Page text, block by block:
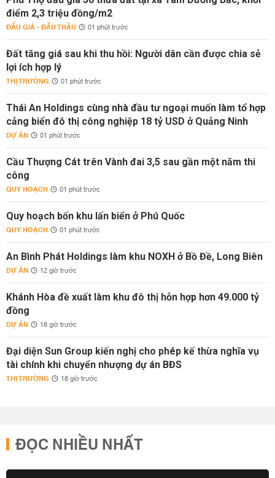
điểm 2,3 triệu đồng/m2
ĐẤU GIÁ - ĐẤU THẦU 01 phút trước
Đất tăng giá sau khi thu hồi: Người dân cần được chia sẻ
lợi ích hợp lý
THỊ TRƯỜNG 01 phút trước
Thái An Holdings cùng nhà đầu tư ngoại muốn làm tổ hợp
cảng biển đô thị công nghiệp 18 tỷ USD ở Quảng Ninh
DỰ ÁN 01 phút trước
Cầu Thượng Cát trên Vành đai 3,5 sau gần một năm thi
công
QUY HOẠCH 01 phút trước
Quy hoạch bốn khu lấn biển ở Phú Quốc
QUY HOẠCH 01 phút trước
An Bình Phát Holdings làm khu NOXH ở Bồ Đề, Long Biên
DỰ ÁN 12 giờ trước
Khánh Hòa đề xuất làm khu đô thị hỗn hợp hơn 49.000 tỷ
đồng
DỰ ÁN 18 giờ trước
Đại diện Sun Group kiến nghị cho phép kế thừa nghĩa vụ
tài chính khi chuyển nhượng dự án BĐS
THỊ TRƯỜNG 18 giờ trước
ĐỌC NHIỀU NHẤT